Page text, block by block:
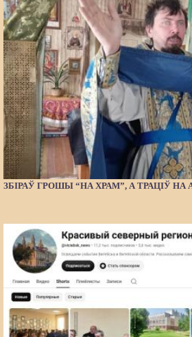
ЗБІРАЎ ГРОШЫ “НА ХРАМ”, А ТРАЦІЎ НА